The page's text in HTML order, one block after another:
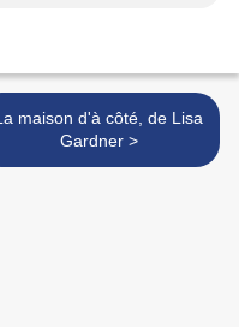
maison d'à côté, de Lisa
Gardner >